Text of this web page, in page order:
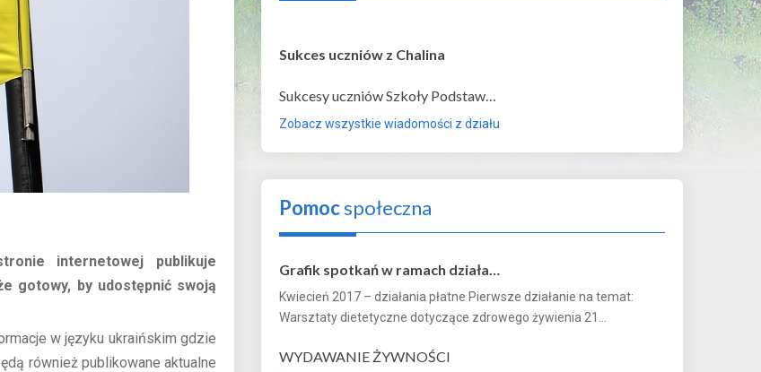
internetowej publikuje
gotowy, by udostępnić swoją
w języku ukraińskim gdzie
również publikowane aktualne
Sukces uczniów z Chalina
Sukcesy uczniów Szkoły Podstaw…
Zobacz wszystkie wiadomości z działu
Pomocspołeczna
Grafik spotkań w ramach działa…
Kwiecień 2017 – działania płatne Pierwsze działanie na temat:
Warsztaty dietetyczne dotyczące zdrowego żywienia 21...
WYDAWANIE ŻYWNOŚCI